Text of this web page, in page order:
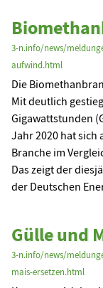
3-n.info/news/
aufwind.html
Die
Mit deutlich
Gigawattstunden
Jahr 2020 hat
Branche im
Das zeigt der
der Deutschen
Gülle und
3-n.info/news/
mais-ersetzen.html